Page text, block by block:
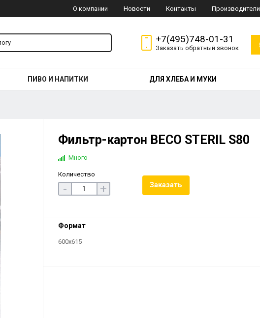
О компании Новости Контакты Производители
+7(495)748-01-31
Заказать обратный звонок
ПИВО И НАПИТКИ ДЛЯ ХЛЕБА И МУКИ
Фильтр-картон BECO STERIL S80
Много
Количество
- + Заказать
Формат
600х615